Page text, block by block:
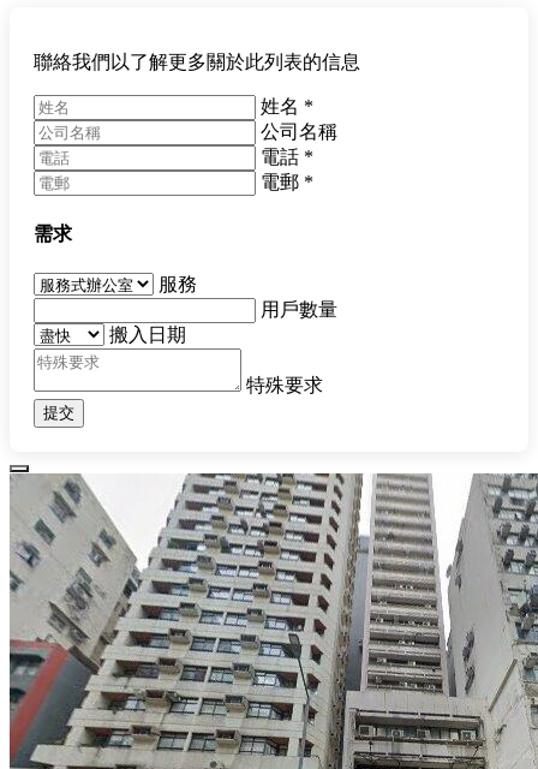
聯絡我們以了解更多關於此列表的信息
姓名 *
公司名稱
電話 *
電郵 *
需求
服務
用戶數量
搬入日期
特殊要求
提交